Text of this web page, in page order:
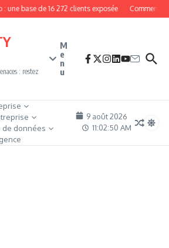
une base de 16 272 clients exposée Comment
: restez
M
e
n
u
de données
9 août 2026
11:02:51 AM